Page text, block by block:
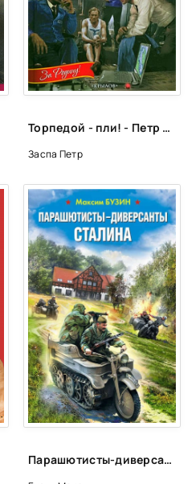
Торпедой - пли! - Петр Заспа
Заспа Петр
Парашютисты-диверсанты Сталина. Прорыв разведчиков - Максим Бузин